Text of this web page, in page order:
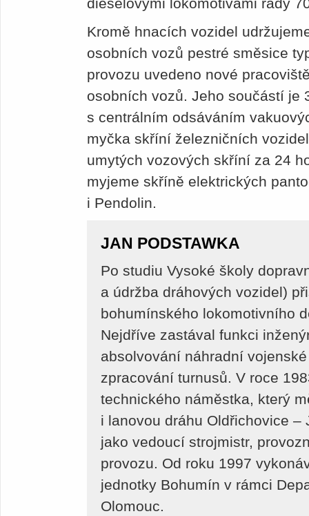
dieselovými lokomotivami řady
Kromě hnacích vozidel
osobních vozů pestré směsice
provozu uvedeno nové
osobních vozů. Jeho součástí je
s centrálním odsáváním
myčka skříní železničních
umytých vozových skříní za 24
myjeme skříně elektrických
i Pendolin.
JAN PODSTAWKA
Po studiu Vysoké školy
a údržba dráhových vozidel)
bohumínského lokomotivního
Nejdříve zastával funkci
absolvování náhradní
zpracování turnusů. V roce
technického náměstka, který
i lanovou dráhu Oldřichovice
jako vedoucí strojmistr,
provozu. Od roku 1997
jednotky Bohumín v rámci
Olomouc.